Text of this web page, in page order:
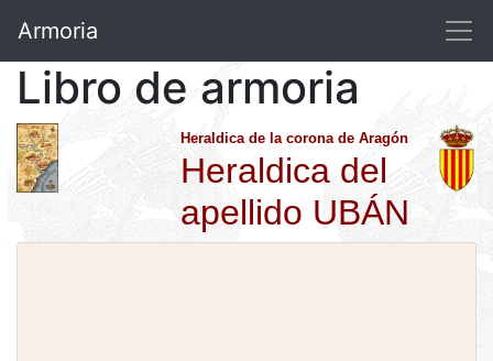
Armoria
Libro de armoria
Heraldica de la corona de Aragón
Heraldica del
apellido UBÁN